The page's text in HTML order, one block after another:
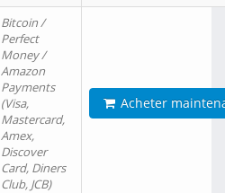
Bitcoin /
Perfect
Money /
Amazon
Payments
(Visa,
Mastercard,
Amex,
Discover
Card, Diners
Club, JCB)
Acheter